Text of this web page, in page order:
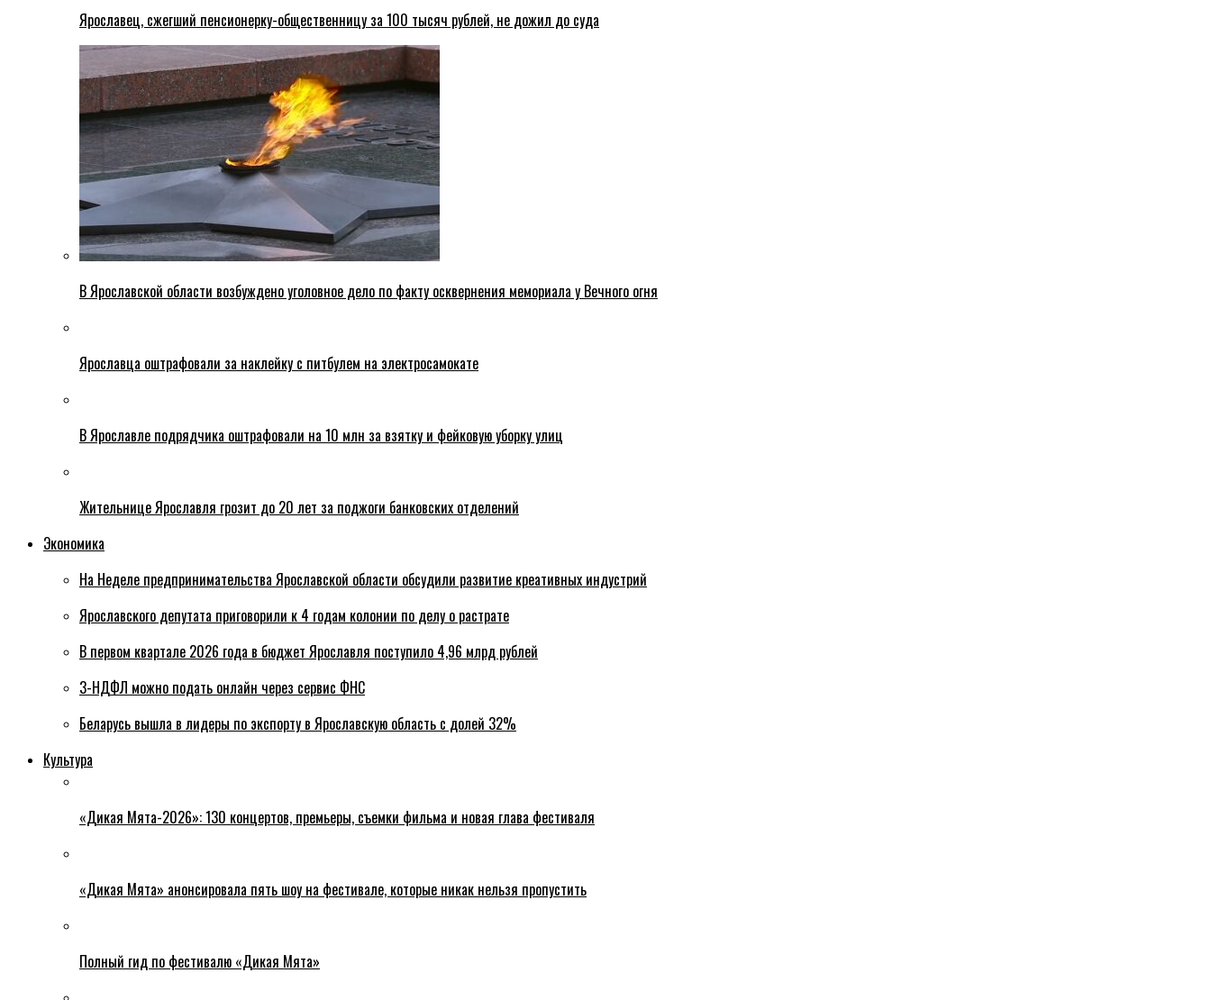
Ярославец, сжегший пенсионерку-общественницу за 100 тысяч рублей, не дожил до суда
В Ярославской области возбуждено уголовное дело по факту осквернения мемориала у Вечного огня
Ярославца оштрафовали за наклейку с питбулем на электросамокате
В Ярославле подрядчика оштрафовали на 10 млн за взятку и фейковую уборку улиц
Жительнице Ярославля грозит до 20 лет за поджоги банковских отделений
Экономика
На Неделе предпринимательства Ярославской области обсудили развитие креативных индустрий
Ярославского депутата приговорили к 4 годам колонии по делу о растрате
В первом квартале 2026 года в бюджет Ярославля поступило 4,96 млрд рублей
3-НДФЛ можно подать онлайн через сервис ФНС
Беларусь вышла в лидеры по экспорту в Ярославскую область с долей 32%
Культура
«Дикая Мята-2026»: 130 концертов, премьеры, съемки фильма и новая глава фестиваля
«Дикая Мята» анонсировала пять шоу на фестивале, которые никак нельзя пропустить
Полный гид по фестивалю «Дикая Мята»